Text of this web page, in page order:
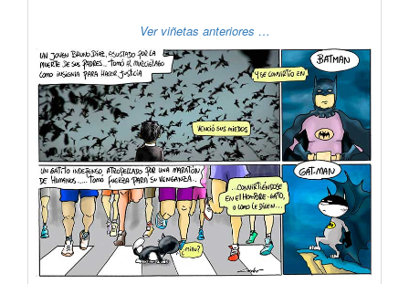
Ver viñetas anteriores …